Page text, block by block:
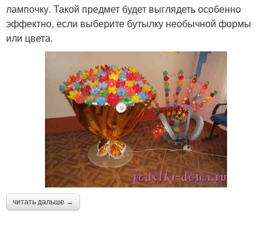
лампочку. Такой предмет будет выглядеть особенно
эффектно, если выберите бутылку необычной формы
или цвета.
читать дальше →